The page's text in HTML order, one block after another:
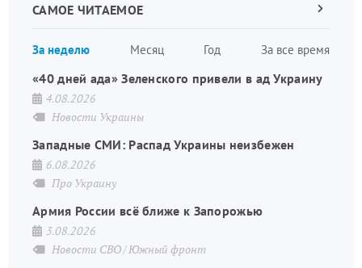
САМОЕ ЧИТАЕМОЕ
За неделю Месяц Год За все время
Следующая
«40 дней ада» Зеленского привели в ад Украину
4.08.2026
Новости Украины
Западные СМИ: Распад Украины неизбежен
6.08.2026
Про Украину
Армия России всё ближе к Запорожью
3.08.2026
Новости СВО Южный фронт